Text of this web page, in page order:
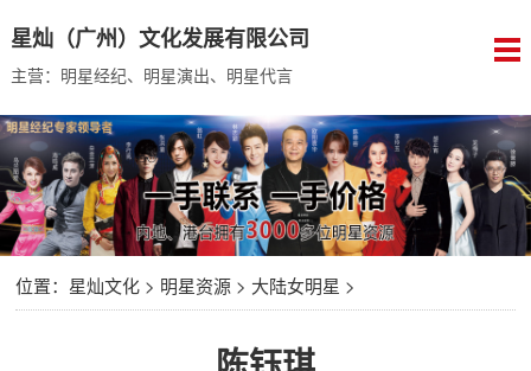
星灿（广州）文化发展有限公司
主营：明星经纪、明星演出、明星代言
位置： 星灿文化> 明星资源> 大陆女明星 >